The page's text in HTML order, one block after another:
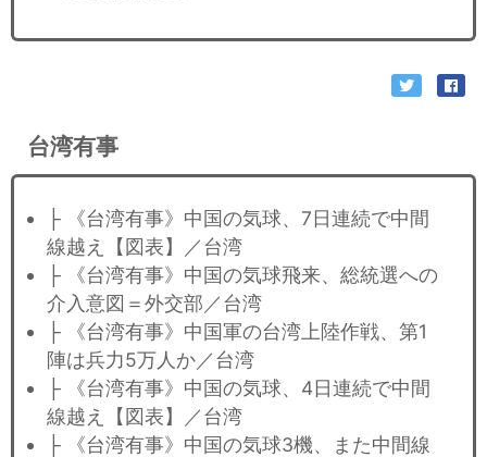
台湾有事
├ 《台湾有事》中国の気球、7日連続で中間
線越え【図表】／台湾
├ 《台湾有事》中国の気球飛来、総統選への
介入意図＝外交部／台湾
├ 《台湾有事》中国軍の台湾上陸作戦、第1
陣は兵力5万人か／台湾
├ 《台湾有事》中国の気球、4日連続で中間
線越え【図表】／台湾
├ 《台湾有事》中国の気球3機、また中間線